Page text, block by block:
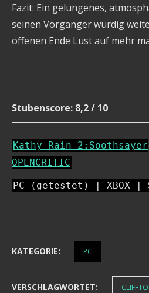
Fazit: Ein gelungenes,
seinen Vorgänger würdig
offenen Ende Lust auf mehr
Stubenscore: 8,2 / 10
Kathy Rain 2:Soothsayer
OPENCRITIC
PC (getestet) | XBOX |
KATEGORIE: PC
VERSCHLAGWORTET: